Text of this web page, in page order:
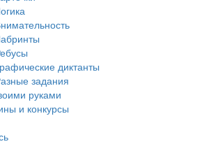
диктанты
задания
руками
и конкурсы